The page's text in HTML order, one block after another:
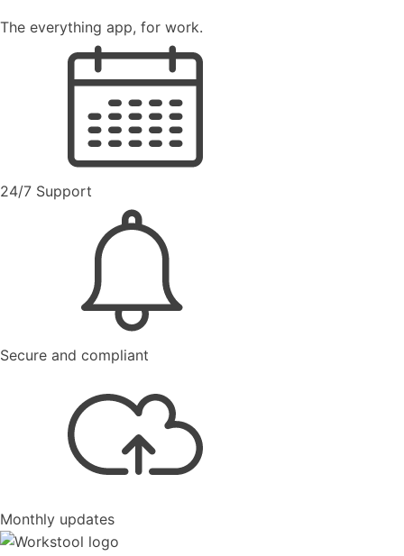
The everything app, for work.
24/7 Support
Secure and compliant
Monthly updates